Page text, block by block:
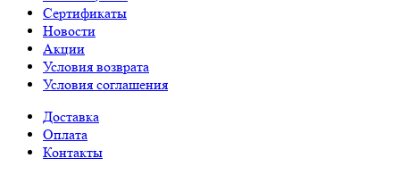
Сертификаты
Новости
Акции
Условия возврата
Условия соглашения
Доставка
Оплата
Контакты